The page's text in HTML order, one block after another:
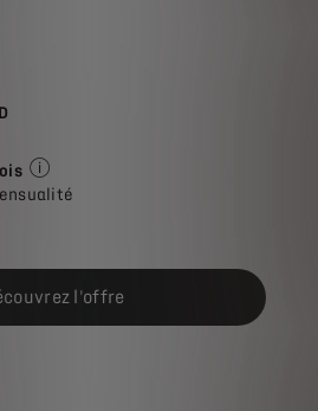
Exemple illustratif du produit
l'offre